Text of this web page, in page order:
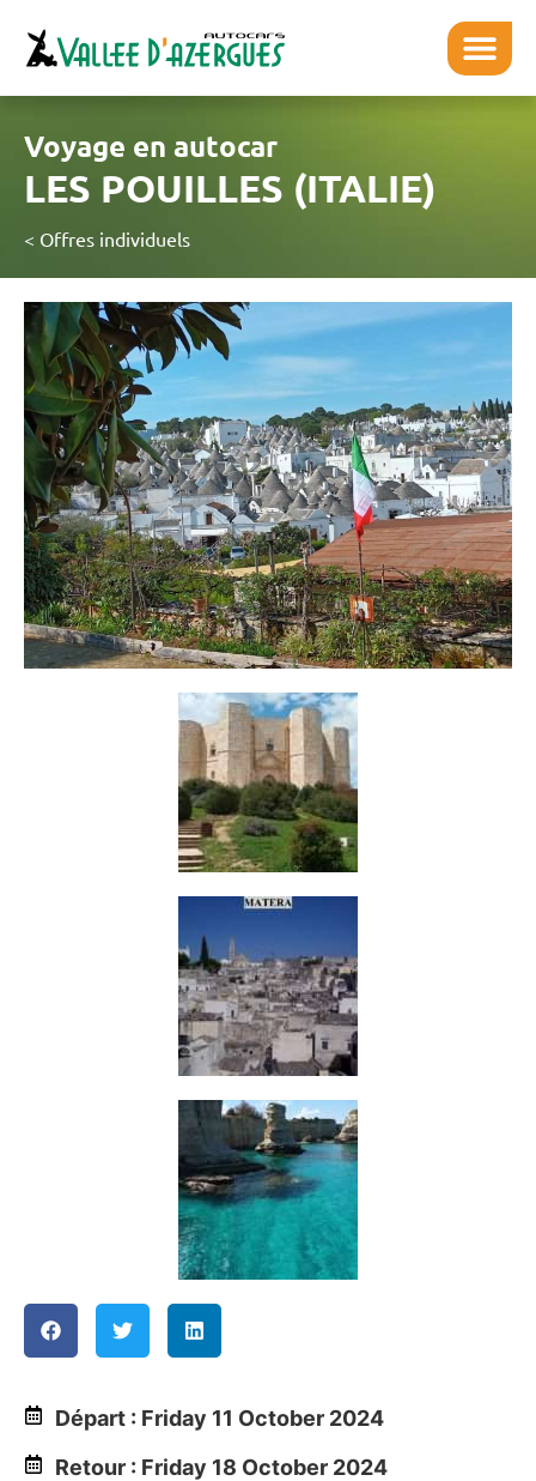
Voyage en autocar
LES POUILLES (ITALIE)
< Offres individuels
Départ : Friday 11 October 2024
Retour : Friday 18 October 2024